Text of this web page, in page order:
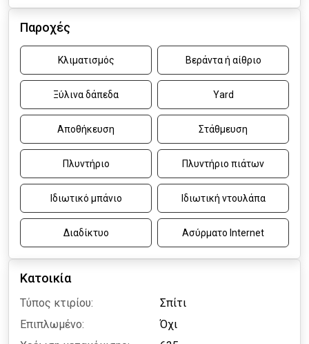
Παροχές
Κλιματισμός Βεράντα ή αίθριο
Ξύλινα δάπεδα Yard
Αποθήκευση Στάθμευση
Πλυντήριο Πλυντήριο πιάτων
Ιδιωτικό μπάνιο Ιδιωτική ντουλάπα
Διαδίκτυο Ασύρματο Internet
Κατοικία
Τύπος κτιρίου:
Σπίτι
Επιπλωμένο:
Όχι